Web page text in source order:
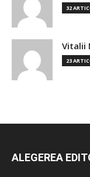
32
Vitalii
23
ALEGEREA